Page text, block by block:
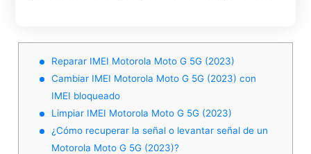
Reparar IMEI Motorola Moto G 5G (2023)
Cambiar IMEI Motorola Moto G 5G (2023) con
IMEI bloqueado
Limpiar IMEI Motorola Moto G 5G (2023)
¿Cómo recuperar la señal o levantar señal de un
Motorola Moto G 5G (2023)?